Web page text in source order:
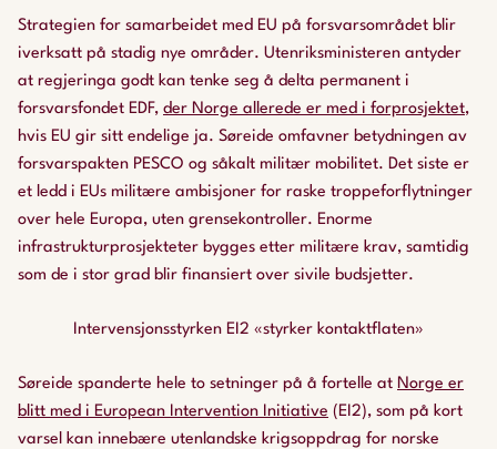
Strategien for samarbeidet med EU på forsvarsområdet blir
iverksatt på stadig nye områder. Utenriksministeren antyder
at regjeringa godt kan tenke seg å delta permanent i
forsvarsfondet EDF, der Norge allerede er med i forprosjektet,
hvis EU gir sitt endelige ja. Søreide omfavner betydningen av
forsvarspakten PESCO og såkalt militær mobilitet. Det siste er
et ledd i EUs militære ambisjoner for raske troppeforflytninger
over hele Europa, uten grensekontroller. Enorme
infrastrukturprosjekteter bygges etter militære krav, samtidig
som de i stor grad blir finansiert over sivile budsjetter.
Intervensjonsstyrken EI2 «styrker kontaktflaten»
Søreide spanderte hele to setninger på å fortelle at Norge er
blitt med i European Intervention Initiative (EI2), som på kort
varsel kan innebære utenlandske krigsoppdrag for norske